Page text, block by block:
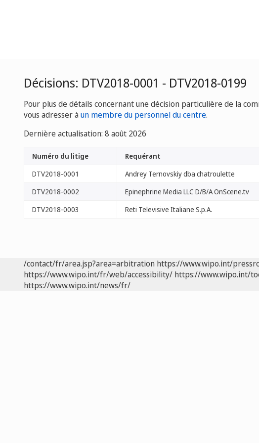
Décisions: DTV2018-0001 - DTV2018-0199
Pour plus de détails concernant une décision particulière de la
vous adresser àun membre du personnel du centre.
Dernière actualisation: 8 août 2026
Numéro du litige Requérant
DTV2018-0001
Andrey Ternovskiy dba chatroulette
DTV2018-0002
Epinephrine Media LLC D/B/A OnScene.tv
DTV2018-0003
Reti Televisive Italiane S.p.A.
/contact/fr/area.jsp?area=arbitration https://www.wipo.int/
https://www.wipo.int/fr/web/accessibility/ https://www.wipo.int/
https://www.wipo.int/news/fr/